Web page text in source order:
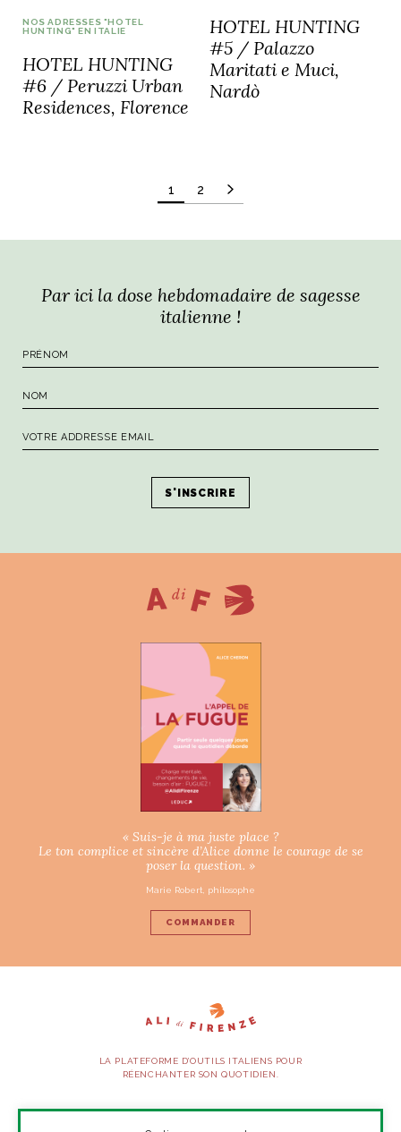
NOS ADRESSES "HOTEL
HUNTING" EN ITALIE
HOTEL HUNTING
#6 / Peruzzi Urban
Residences, Florence
HOTEL HUNTING
#5 / Palazzo
Maritati e Muci,
Nardò
Pagination
publications
1 2
Par ici la dose hebdomadaire de sagesse
italienne !
« Suis-je à ma juste place ?
Le ton complice et sincère d’Alice donne le courage de se
poser la question. »
Marie Robert, philosophe
COMMANDER
LA PLATEFORME D’OUTILS ITALIENS POUR
RÉENCHANTER SON QUOTIDIEN.
SUIVEZ-NOUS